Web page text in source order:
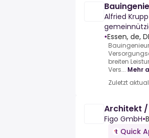
Alfried
•Essen, de,
breiten
Vers... Mehr
Zuletzt
Architekt
Figo GmbH•
Quick